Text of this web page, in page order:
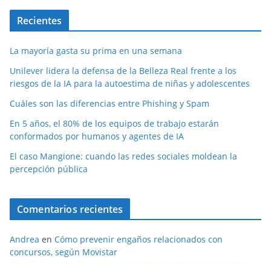
Recientes
La mayoría gasta su prima en una semana
Unilever lidera la defensa de la Belleza Real frente a los
riesgos de la IA para la autoestima de niñas y adolescentes
Cuáles son las diferencias entre Phishing y Spam
En 5 años, el 80% de los equipos de trabajo estarán
conformados por humanos y agentes de IA
El caso Mangione: cuando las redes sociales moldean la
percepción pública
Comentarios recientes
Andrea en Cómo prevenir engaños relacionados con
concursos, según Movistar